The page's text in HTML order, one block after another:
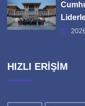
HIZLI ERİŞİM